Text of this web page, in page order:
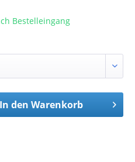
Bestelleingang
In den Warenkorb